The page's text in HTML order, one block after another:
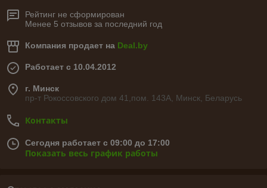
Рейтинг не сформирован
Менее 5 отзывов за последний год
Компания продает на Deal.by
Работает с 10.04.2012
г. Минск
пр-т Рокоссовского дом 41,пом. 143А, Минск, Беларусь
Контакты
Сегодня работает с 09:00 до 17:00
Показать весь график работы